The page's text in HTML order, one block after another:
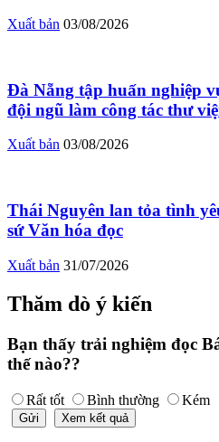
Xuất bản 03/08/2026
Đà Nẵng tập huấn nghiệp
đội ngũ làm công tác thư
Xuất bản 03/08/2026
Thái Nguyên lan tỏa tình
sứ Văn hóa đọc
Xuất bản 31/07/2026
Thăm dò ý kiến
Bạn thấy trải nghiệm đọc
thế nào??
Rất tốt Bình thường Kém
Gửi Xem kết quả